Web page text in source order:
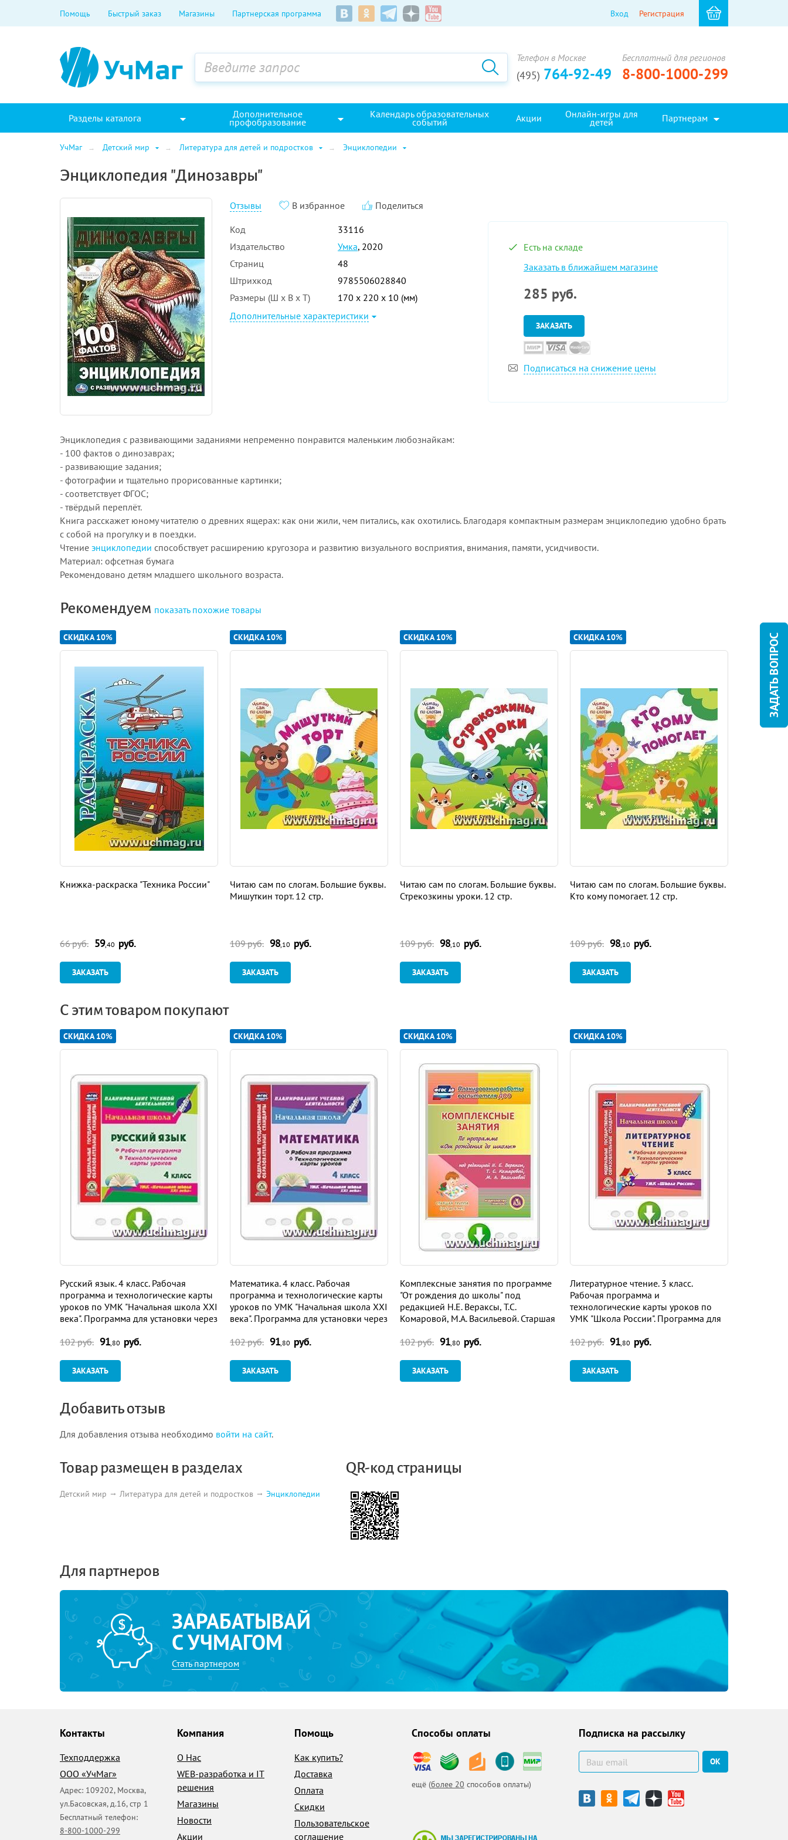
Помощь Быстрый заказ Магазины Партнерская программа Вход Регистрация
Телефон в Москве
(495) 764-92-49
Бесплатный для регионов
8-800-1000-299
Разделы каталога Дополнительное
профобразование
Календарь образовательных
событий Акции Онлайн-игры для
детей Партнерам
УчМаг Детский мир Литература для детей и подростков Энциклопедии
Энциклопедия "Динозавры"
Отзывы В избранное Поделиться
Есть на складе
Заказать в ближайшем магазине
285 руб.
ЗАКАЗАТЬ
Подписаться на снижение цены
Код
33116
Издательство
Умка, 2020
Страниц
48
Штрихкод
9785506028840
Размеры (Ш x В x Т)
170 x 220 x 10 (мм)
Дополнительные характеристики
Энциклопедия с развивающими заданиями непременно понравится маленьким любознайкам:
- 100 фактов о динозаврах;
- развивающие задания;
- фотографии и тщательно прорисованные картинки;
- соответствует ФГОС;
- твёрдый переплёт.
Книга расскажет юному читателю о древних ящерах: как они жили, чем питались, как охотились. Благодаря компактным размерам энциклопедию удобно брать
с собой на прогулку и в поездки.
Чтение энциклопедии способствует расширению кругозора и развитию визуального восприятия, внимания, памяти, усидчивости.
Материал: офсетная бумага
Рекомендовано детям младшего школьного возраста.
Рекомендуем показатьпохожие товары
СКИДКА 10%
Книжка-раскраска "Техника России"
66 руб. 59,40 руб.
ЗАКАЗАТЬ
СКИДКА 10%
Читаю сам по слогам. Большие буквы.
Мишуткин торт. 12 стр.
109 руб. 98,10 руб.
ЗАКАЗАТЬ
СКИДКА 10%
Читаю сам по слогам. Большие буквы.
Стрекозкины уроки. 12 стр.
109 руб. 98,10 руб.
ЗАКАЗАТЬ
СКИДКА 10%
Читаю сам по слогам. Большие буквы.
Кто кому помогает. 12 стр.
109 руб. 98,10 руб.
ЗАКАЗАТЬ
СКИДКА
С этим товаром покупают
СКИДКА 10%
Русский язык. 4 класс. Рабочая
программа и технологические карты
уроков по УМК "Начальная школа XXI
века". Программа для установки через
102 руб. 91 ,80 руб.
ЗАКАЗАТЬ
СКИДКА 10%
Математика. 4 класс. Рабочая
программа и технологические карты
уроков по УМК "Начальная школа XXI
века". Программа для установки через
102 руб. 91 ,80 руб.
ЗАКАЗАТЬ
СКИДКА 10%
Комплексные занятия по программе
"От рождения до школы" под
редакцией Н.Е. Вераксы, Т.С.
Комаровой, М.А. Васильевой. Старшая
через Интернет
102 руб. 91 ,80 руб.
ЗАКАЗАТЬ
СКИДКА 10%
Литературное чтение. 3 класс.
Рабочая программа и
технологические карты уроков по
УМК "Школа России". Программа для
102 руб. 91 ,80 руб.
ЗАКАЗАТЬ
Добавить отзыв
Для добавления отзыва необходимо войти на сайт.
Товар размещен в разделах
Детский мир Литература для детей и подростков Энциклопедии
QR-код страницы
Для партнеров
ЗАРАБАТЫВАЙ
С УЧМАГОМ
Стать партнером
Контакты
Техподдержка
ООО «УчМаг»
Адрес: 109202, Москва,
ул.Басовская, д.16, стр 1
Бесплатный телефон:
8-800-1000-299
Компания
О Нас
WEB-разработка и IT
решения
Магазины
Новости
Акции
Помощь
Как купить?
Доставка
Оплата
Скидки
Пользовательское
соглашение
Способы оплаты
ещё (более 20 способов оплаты)
Подписка на рассылку
ОК
ЗАДАТЬ ВОПРОС